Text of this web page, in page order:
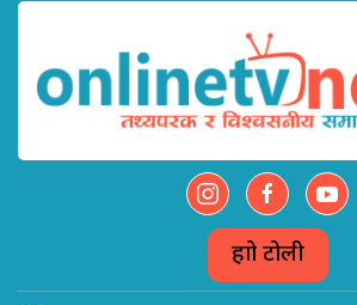
हाम्रो टोली